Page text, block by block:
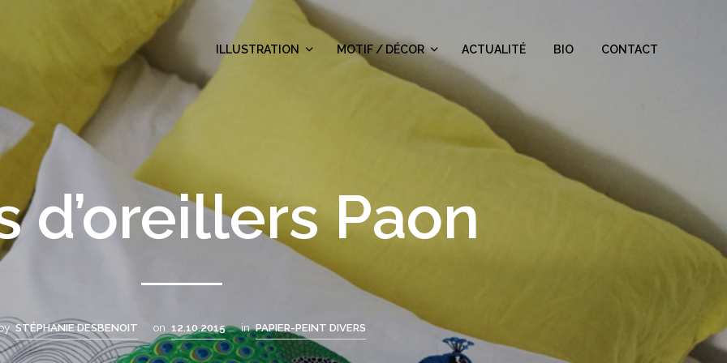
ILLUSTRATION MOTIF / DÉCOR ACTUALITÉ BIO CONTACT
d’oreillers Paon
STÉPHANIE DESBENOIT on 12.10.2015 in PAPIER-PEINT DIVERS